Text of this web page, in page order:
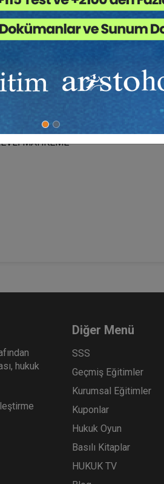
MAHKEME
hukuk
Diğer Menü
SSS
Geçmiş Eğitimler
Kurumsal Eğitimler
Kuponlar
Hukuk Oyun
Basılı Kitaplar
HUKUK TV